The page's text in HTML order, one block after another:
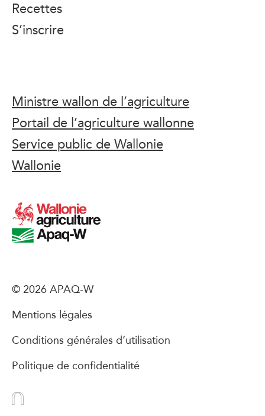
Recettes
S’inscrire
Ministre wallon de l’agriculture
Portail de l’agriculture wallonne
Service public de Wallonie
Wallonie
© 2026 APAQ-W
Mentions légales
Conditions générales d’utilisation
Politique de confidentialité